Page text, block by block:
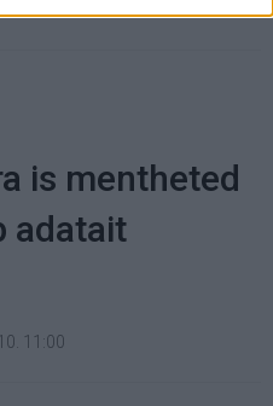
#mobilfizetés #okostelefon
is mentheted
adatait
11:00